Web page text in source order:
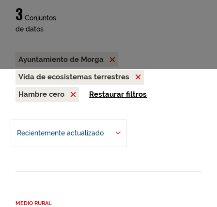
3 Conjuntos
de datos
Ayuntamiento de Morga
Vida de ecosistemas terrestres
Hambre cero
Restaurar filtros
Recientemente actualizado
MEDIO RURAL